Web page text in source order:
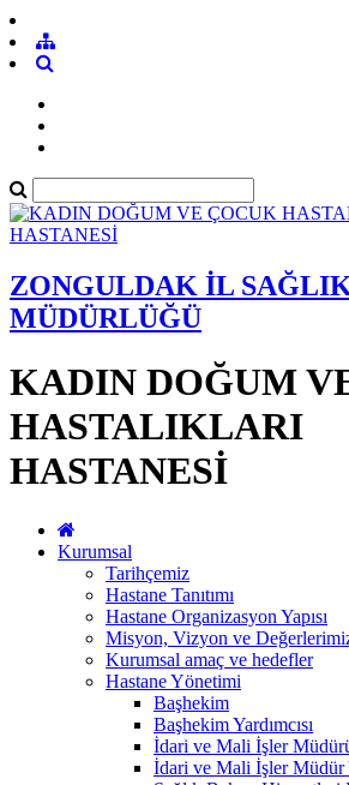
ZONGULDAK İL
MÜDÜRLÜĞÜ
KADIN DOĞUM
HASTALIKLARI
HASTANESİ
Kurumsal
Tarihçemiz
Hastane Tanıtımı
Hastane Organizasyon Yapısı
Misyon, Vizyon ve
Kurumsal amaç ve hedefler
Hastane Yönetimi
Başhekim
Başhekim Yardımcısı
İdari ve Mali İşler
İdari ve Mali İşler Müdür